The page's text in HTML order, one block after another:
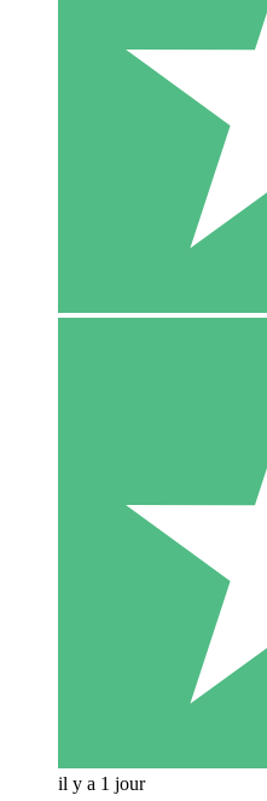
il y a 1 jour